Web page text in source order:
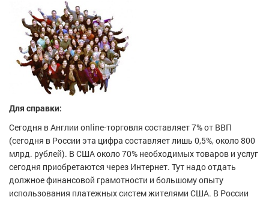
Для справки:
Сегодня в Англии online-торговля составляет 7% от ВВП
(сегодня в России эта цифра составляет лишь 0,5%, около 800
млрд. рублей). В США около 70% необходимых товаров и услуг
сегодня приобретаются через Интернет. Тут надо отдать
должное финансовой грамотности и большому опыту
использования платежных систем жителями США. В России